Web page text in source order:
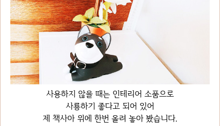
사용하지 않을 때는 인테리어 소품으로
사룡하기 좋다고 되어 있어
제 책사아 위에 한번 올려 놓아 봤습니다.